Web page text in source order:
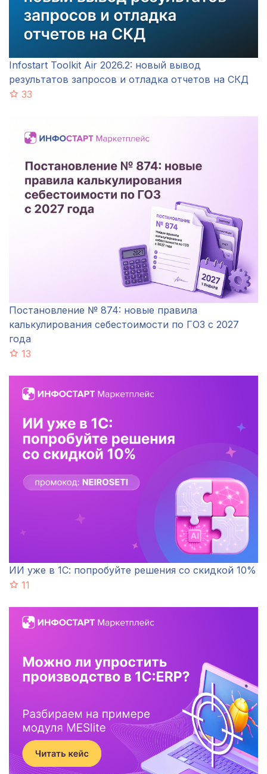
Infostart Toolkit Air 2026.2: новый вывод
результатов запросов и отладка отчетов на СКД
33
Постановление № 874: новые правила
калькулирования себестоимости по ГОЗ с 2027
года
13
ИИ уже в 1С: попробуйте решения со скидкой 10%
11